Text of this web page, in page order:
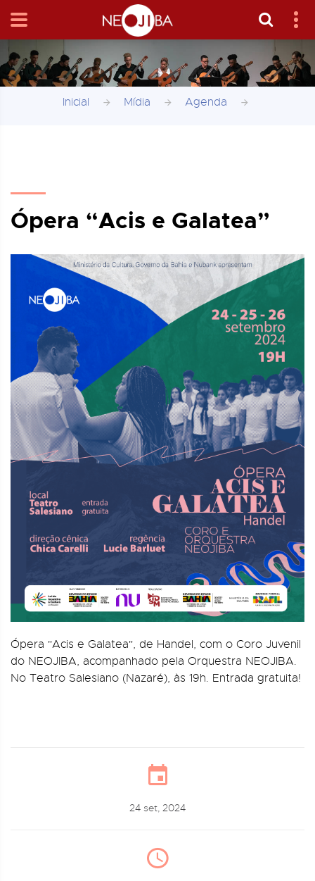
Inicial Mídia Agenda
Ópera “Acis e Galatea”
Ópera "Acis e Galatea", de Handel, com o Coro Juvenil
do NEOJIBA, acompanhado pela Orquestra NEOJIBA.
No Teatro Salesiano (Nazaré), às 19h. Entrada gratuita!
24 set, 2024